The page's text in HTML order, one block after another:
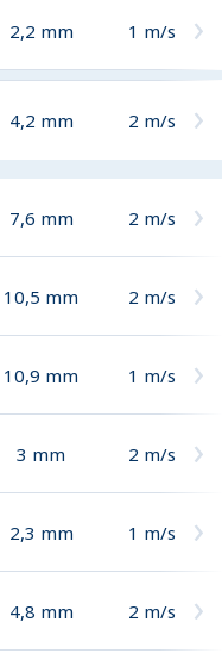
2,2 mm 1 m/s
4,2 mm 2 m/s
7,6 mm 2 m/s
10,5 mm 2 m/s
10,9 mm 1 m/s
3 mm 2 m/s
2,3 mm 1 m/s
4,8 mm 2 m/s